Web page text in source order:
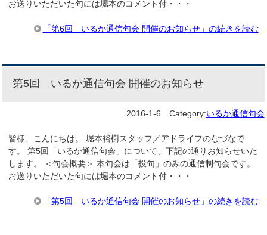
お送りいただいた句には堀本のコメント付・・・
「第6回 いるか通信句会 開催のお知らせ」の続きを読む
第5回 いるか通信句会 開催のお知らせ
2016-1-6 Category:いるか通信句会
皆様、こんにちは。 堀本裕樹スタッフ／アドライフのなづなで
す。 第5回「いるか通信句会」について、下記の通りお知らせいた
します。 ＜句会概要＞ 本句会は「投句」のみの通信制句会です。
お送りいただいた句には堀本のコメント付・・・
「第5回 いるか通信句会 開催のお知らせ」の続きを読む